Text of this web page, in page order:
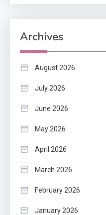
Archives
August 2026
July 2026
June 2026
May 2026
April 2026
March 2026
February 2026
January 2026